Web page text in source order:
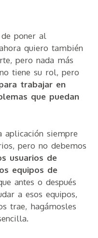
poner al
quiero también
pero nada más
tiene su rol, pero
trabajar en
que puedan
aplicación siempre
pero no debemos
usuarios de
equipos de
antes o después
a esos equipos,
trae, hagámosles